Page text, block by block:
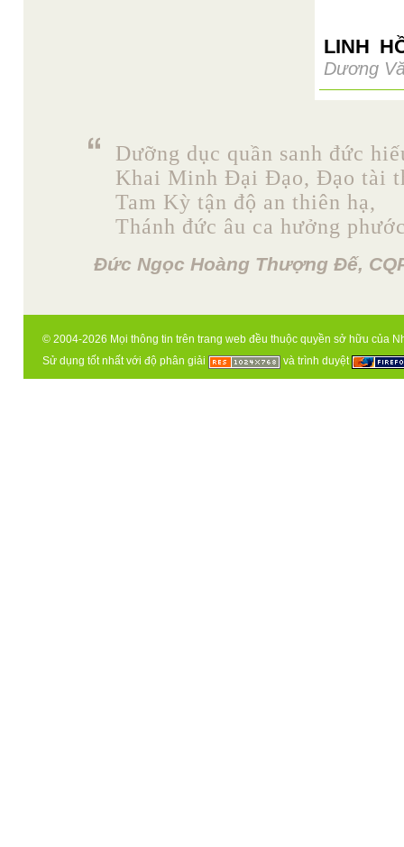
LINH
Dương
Dưỡng dục quần sanh đức
Khai Minh Đại Đạo, Đạo tài
Tam Kỳ tận độ an thiên hạ,
Thánh đức âu ca hưởng
Đức Ngọc Hoàng Thượng Đế,
© 2004-2026 Mọi thông tin trên trang web đều thuộc quyền sở hữu của
Sử dụng tốt nhất với độ phân giải
và trình duyệt